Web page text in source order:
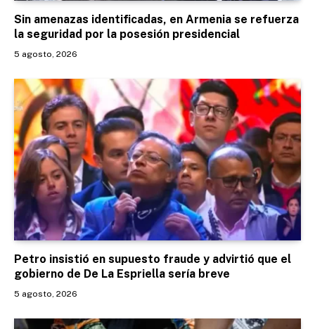
Sin amenazas identificadas, en Armenia se refuerza
la seguridad por la posesión presidencial
5 agosto, 2026
Petro insistió en supuesto fraude y advirtió que el
gobierno de De La Espriella sería breve
5 agosto, 2026